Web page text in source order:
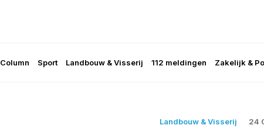
Column Sport Landbouw & Visserij 112 meldingen Zakelijk &
Landbouw & Visserij 24